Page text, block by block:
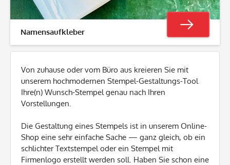
Namensaufkleber
Von zuhause oder vom Büro aus kreieren Sie mit
unserem hochmodernen Stempel-Gestaltungs-Tool
Ihre(n) Wunsch-Stempel genau nach Ihren
Vorstellungen.
Die Gestaltung eines Stempels ist in unserem Online-
Shop eine sehr einfache Sache — ganz gleich, ob ein
schlichter Textstempel oder ein Stempel mit
Firmenlogo erstellt werden soll. Haben Sie schon eine